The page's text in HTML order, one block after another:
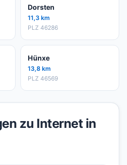
Dorsten
11,3 km
PLZ 46286
Hünxe
13,8 km
PLZ 46569
zu Internet in